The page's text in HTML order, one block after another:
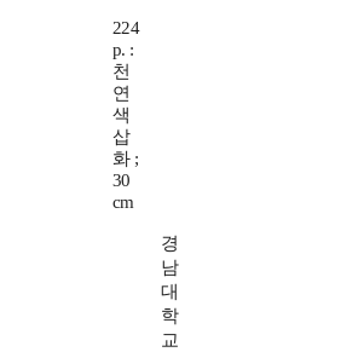
224
p. :
천
연
색
삽
화 ;
30
cm
경
남
대
학
교